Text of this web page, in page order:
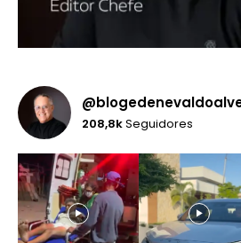
208,8kSeguidores